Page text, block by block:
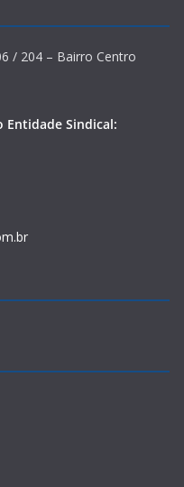
/ 204 – Bairro Centro
Entidade Sindical: